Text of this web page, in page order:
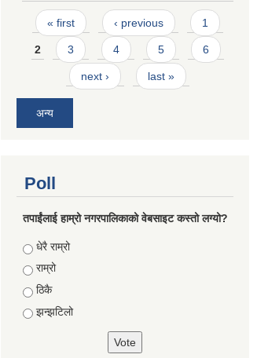
Pages
« first ‹ previous 1
2 3 4 5 6
next › last »
अन्य
Poll
तपाईंलाई हाम्रो नगरपालिकाको वेबसाइट कस्तो लग्यो?
Choices
धेरै राम्रो
राम्रो
ठिकै
झन्झटिलो